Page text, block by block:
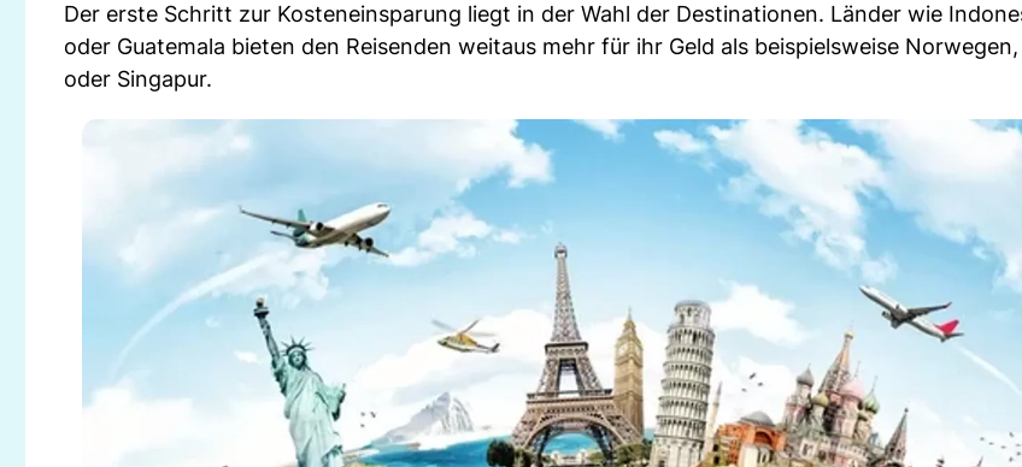
Der erste Schritt zur Kosteneinsparung liegt in der Wahl der Destinationen. Länder wie
oder Guatemala bieten den Reisenden weitaus mehr für ihr Geld als beispielsweise
oder Singapur.